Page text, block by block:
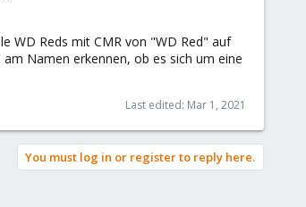
WD Reds mit CMR von "WD Red" auf
Namen erkennen, ob es sich um eine
Last edited: Mar 1, 2021
You must log in or register to reply here.